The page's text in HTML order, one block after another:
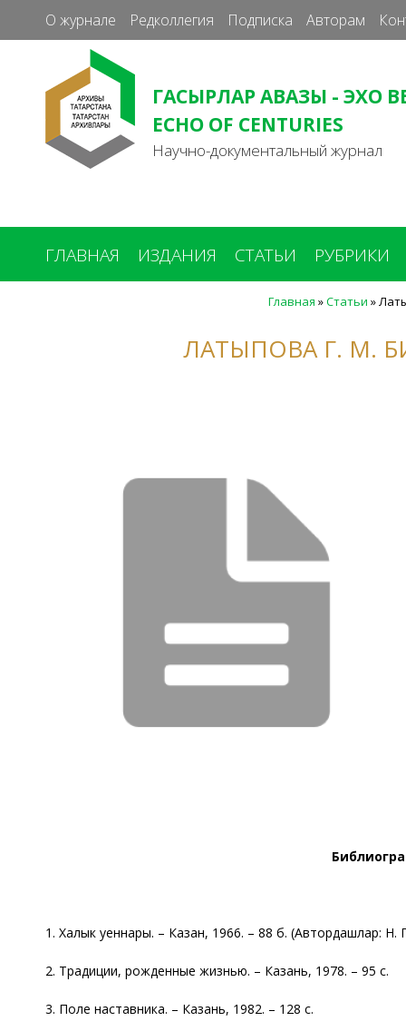
О журнале Редколлегия Подписка Авторам
ГАСЫРЛАР АВАЗЫ - ЭХО
ECHO OF CENTURIES
Научно-документальный журнал
ГЛАВНАЯ ИЗДАНИЯ СТАТЬИ РУБРИКИ
Главная »Статьи »
ЛАТЫПОВА Г. М.
1. Халык уеннары. – Казан, 1966. – 88 б. (Автордашлар:
2. Традиции, рожденные жизнью. – Казань, 1978. – 95 с.
3. Поле наставника. – Казань, 1982. – 128 с.